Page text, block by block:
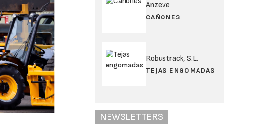
Anzeve
CAÑONES
Robustrack, S.L.
TEJAS ENGOMADAS
NEWSLETTERS